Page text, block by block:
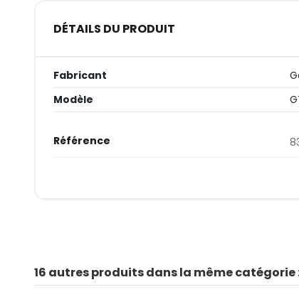
DÉTAILS DU PRODUIT
Fabricant
Modèle
Référence
16 autres produits dans la même catégorie